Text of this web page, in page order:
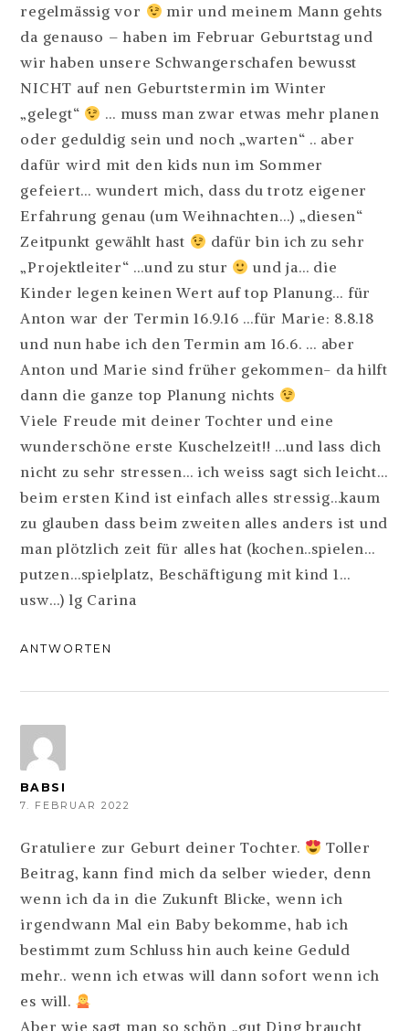
regelmässig vor
mir und meinem Mann gehts
da genauso – haben im Februar Geburtstag und
wir haben unsere Schwangerschafen bewusst
NICHT auf nen Geburtstermin im Winter
„gelegt“
… muss man zwar etwas mehr planen
oder geduldig sein und noch „warten“ .. aber
dafür wird mit den kids nun im Sommer
gefeiert… wundert mich, dass du trotz eigener
Erfahrung genau (um Weihnachten…) „diesen“
Zeitpunkt gewählt hast
dafür bin ich zu sehr
„Projektleiter“ …und zu stur
und ja… die
Kinder legen keinen Wert auf top Planung… für
Anton war der Termin 16.9.16 …für Marie: 8.8.18
und nun habe ich den Termin am 16.6. … aber
Anton und Marie sind früher gekommen- da hilft
dann die ganze top Planung nichts
Viele Freude mit deiner Tochter und eine
wunderschöne erste Kuschelzeit!! …und lass dich
nicht zu sehr stressen… ich weiss sagt sich leicht…
beim ersten Kind ist einfach alles stressig…kaum
zu glauben dass beim zweiten alles anders ist und
man plötzlich zeit für alles hat (kochen..spielen…
putzen…spielplatz, Beschäftigung mit kind 1…
usw…) lg Carina
ANTWORTEN
BABSI
7. FEBRUAR 2022
Gratuliere zur Geburt deiner Tochter.
Toller
Beitrag, kann find mich da selber wieder, denn
wenn ich da in die Zukunft Blicke, wenn ich
irgendwann Mal ein Baby bekomme, hab ich
bestimmt zum Schluss hin auch keine Geduld
mehr.. wenn ich etwas will dann sofort wenn ich
es will.
Aber wie sagt man so schön „gut Ding braucht